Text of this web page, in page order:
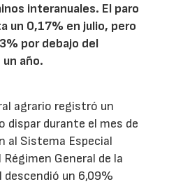
interanuales. El paro
un 0,17% en julio, pero
por debajo del
año.
agrario registró un
durante el mes de
al Sistema Especial
Régimen General de la
descendió un 6,09%